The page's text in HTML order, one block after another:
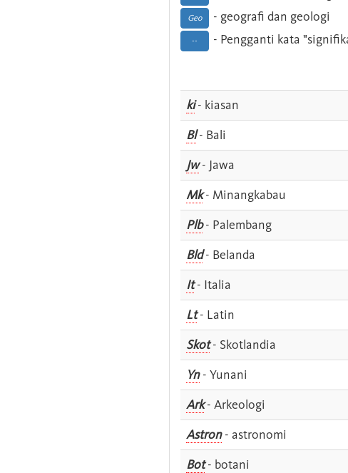
Geo - geografi dan geologi
-- - Pengganti kata
ki- kiasan
Bl- Bali
Jw- Jawa
Mk- Minangkabau
Plb- Palembang
Bld- Belanda
It- Italia
Lt- Latin
Skot- Skotlandia
Yn- Yunani
Ark- Arkeologi
Astron- astronomi
Bot- botani